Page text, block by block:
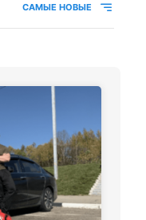
САМЫЕ НОВЫЕ